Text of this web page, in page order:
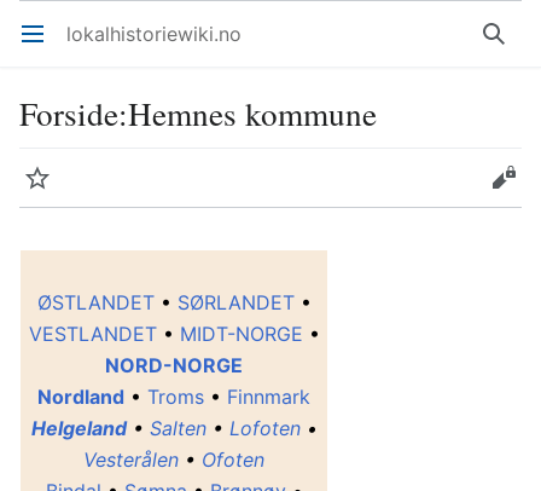
Åpne hovedmenyen lokalhistoriewiki.no Søk
Forside:Hemnes kommune
Overvåk Rediger
ØSTLANDET• SØRLANDET•
VESTLANDET• MIDT-NORGE •
NORD-NORGE
Nordland • Troms • Finnmark
Helgeland• Salten• Lofoten•
Vesterålen • Ofoten